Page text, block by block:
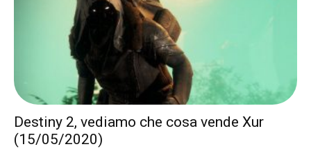
Destiny 2, vediamo che cosa vende Xur
(15/05/2020)